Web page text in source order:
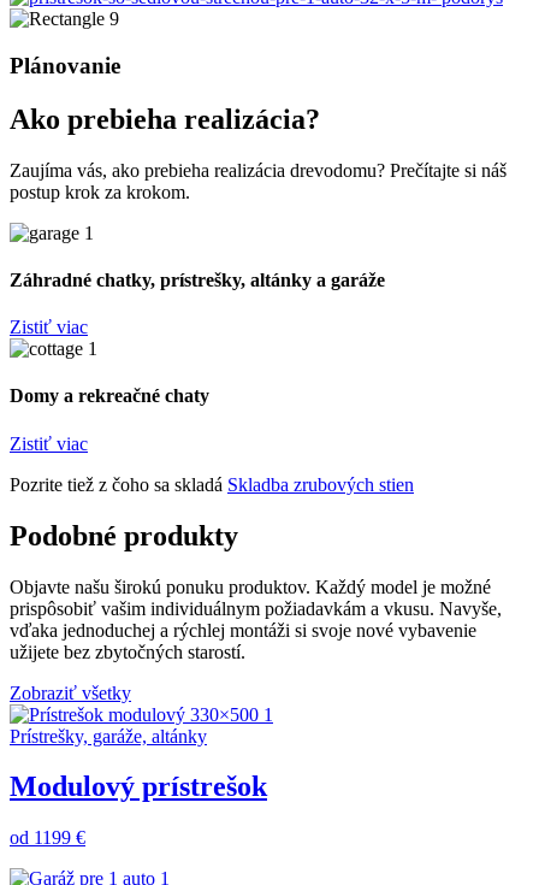
Plánovanie
Ako prebieha realizácia?
Zaujíma vás, ako prebieha realizácia drevodomu? Prečítajte si náš
postup krok za krokom.
Záhradné chatky, prístrešky, altánky a garáže
Zistiť viac
Domy a rekreačné chaty
Zistiť viac
Pozrite tiež z čoho sa skladá Skladba zrubových stien
Podobné produkty
Objavte našu širokú ponuku produktov. Každý model je možné
prispôsobiť vašim individuálnym požiadavkám a vkusu. Navyše,
vďaka jednoduchej a rýchlej montáži si svoje nové vybavenie
užijete bez zbytočných starostí.
Zobraziť všetky
Prístrešky, garáže, altánky
Modulový prístrešok
od 1199 €